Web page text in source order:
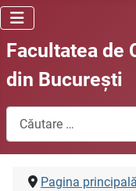
Facultatea de
din Bucureşti
Cautare
Pagina principală